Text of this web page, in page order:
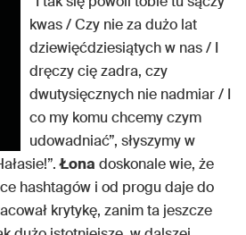
kwas / Czy nie za dużo lat
dziewięćdziesiątych w nas / I
dręczy cię zadra, czy
dwutysięcznych nie nadmiar / I
co my komu chcemy czym
udowadniać”, słyszymy w
Łona doskonale wie, że
hashtagów i od progu daje do
krytykę, zanim ta jeszcze